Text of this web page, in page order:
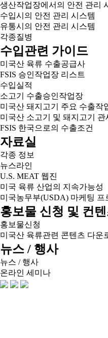
생산작업장에서의 안전 관리
수입시의 안전 관리 시스템
유통시의 안전 관리 시스템
각종질병
수입관련 가이드
미국산 육류 수출공급사
FSIS 승인작업장 리스트
수입실적
소고기 수출승인작업장
미국산 돼지고기 주요 수출작
미국산 소고기 및 돼지고기 관
FSIS 한국으로의 수출조건
자료실
각종 정보
뉴스라인
U.S. MEAT 웹진
미국 육류 산업의 지속가능성
미국농무부(USDA) 마케팅 프
홍보물 신청 및 컨
홍보물신청
미국산 육류관련 콘텐츠 다운
뉴스 / 행사
뉴스 / 행사
온라인 세미나